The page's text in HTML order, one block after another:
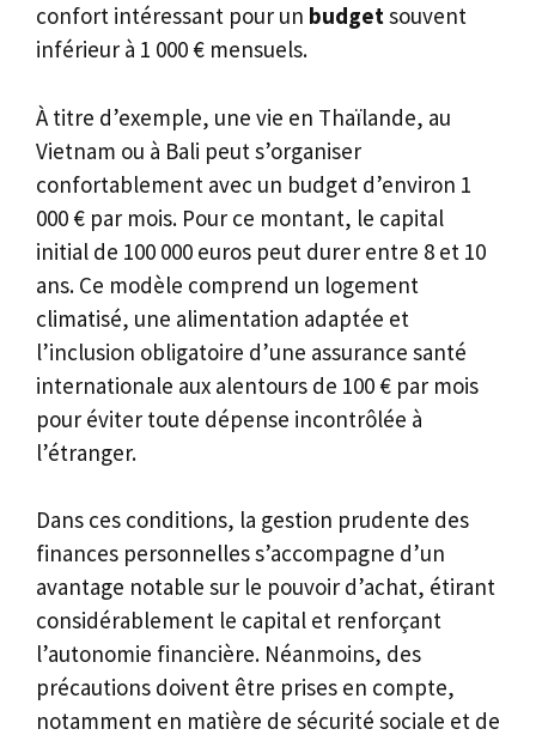
confort intéressant pour un budgetsouvent
inférieur à 1 000 € mensuels.
À titre d’exemple, une vie en Thaïlande, au
Vietnam ou à Bali peut s’organiser
confortablement avec un budget d’environ 1
000 € par mois. Pour ce montant, le capital
initial de 100 000 euros peut durer entre 8 et 10
ans. Ce modèle comprend un logement
climatisé, une alimentation adaptée et
l’inclusion obligatoire d’une assurance santé
internationale aux alentours de 100 € par mois
pour éviter toute dépense incontrôlée à
l’étranger.
Dans ces conditions, la gestion prudente des
finances personnelles s’accompagne d’un
avantage notable sur le pouvoir d’achat, étirant
considérablement le capital et renforçant
l’autonomie financière. Néanmoins, des
précautions doivent être prises en compte,
notamment en matière de sécurité sociale et de